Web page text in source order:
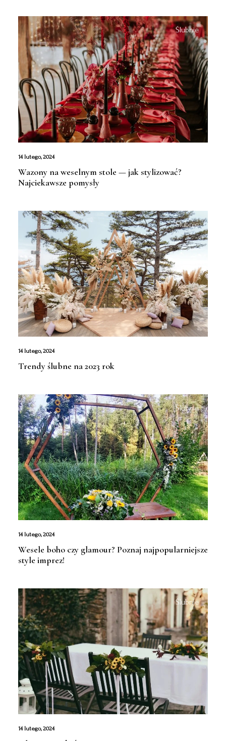
Ślubnie
14 lutego, 2024
Wazony na weselnym stole — jak stylizować?
Najciekawsze pomysły
Ślubnie
14 lutego, 2024
Trendy ślubne na 2023 rok
Ślubnie
14 lutego, 2024
Wesele boho czy glamour? Poznaj najpopularniejsze
style imprez!
Ślubnie
14 lutego, 2024